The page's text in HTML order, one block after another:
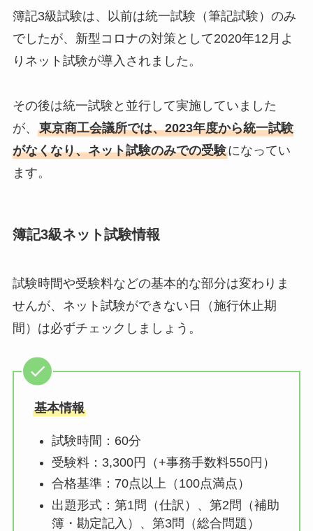
簿記3級試験は、以前は統一試験（筆記試験）のみ
でしたが、新型コロナの対策として2020年12月よ
りネット試験が導入されました。
その後は統一試験と並行して実施していました
が、 東京商工会議所では、2023年度から統一試験
がなくなり、ネット試験のみでの受験になってい
ます。
簿記3級ネット試験情報
試験時間や受験料などの基本的な部分は変わりま
せんが、ネット試験ができない日（施行休止期
間）は必ずチェックしましょう。
基本情報
試験時間：60分
受験料：3,300円（+事務手数料550円）
合格基準：70点以上（100点満点）
出題形式：第1問（仕訳）、第2問（補助
簿・勘定記入）、第3問（総合問題）